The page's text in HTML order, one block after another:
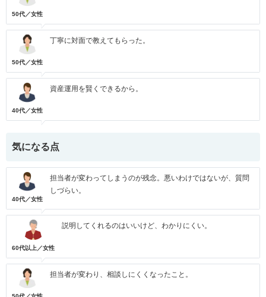
50代／女性
50代／女性
丁寧に対面で教えてもらった。
40代／女性
資産運用を賢くできるから。
気になる点
40代／女性
担当者が変わってしまうのが残念。悪いわけではないが、質問
しづらい。
60代以上／女性
説明してくれるのはいいけど、わかりにくい。
担当者が変わり、相談しにくくなったこと。